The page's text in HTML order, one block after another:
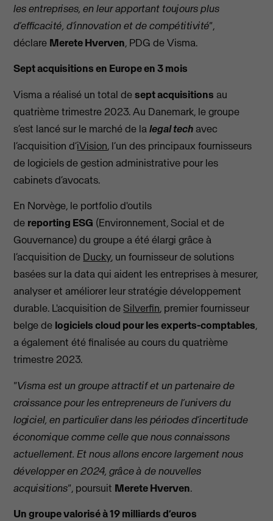
les entreprises, en leur apportant toujours plus
d’efficacité, d'innovation et de compétitivité",
déclare MereteHverven, PDG de Visma.
Sept acquisitions en Europe en 3 mois
Visma a réalisé un total desept acquisitions au
quatrième trimestre 2023. Au Danemark, le groupe
s’est lancé sur le marché de lalegaltechavec
l’acquisition d’iVision, l’un des principaux fournisseurs
de logiciels de gestion administrative pour les
cabinets d’avocats.
En Norvège, le portfolio d'outils
de reporting ESG (Environnement, Social et de
Gouvernance) du groupe a été élargi grâce à
l’acquisition de Ducky, un fournisseur de solutions
basées sur la data qui aident les entreprises à mesurer,
analyser et améliorer leur stratégie développement
durable. L'acquisition deSilverfin, premier fournisseur
belge de logiciels cloud pour les experts-comptables,
a également été finalisée au cours du quatrième
trimestre 2023.
"Vismaest un groupe attractif et un partenaire de
croissance pour les entrepreneurs de l’univers du
logiciel, en particulier dans les périodes d’incertitude
économique comme celle que nous connaissons
actuellement. Et nous allons encore largement nous
développer en 2024, grâce à de nouvelles
acquisitions", poursuit MereteHverven.
Un groupe valorisé à 19 milliards d’euros